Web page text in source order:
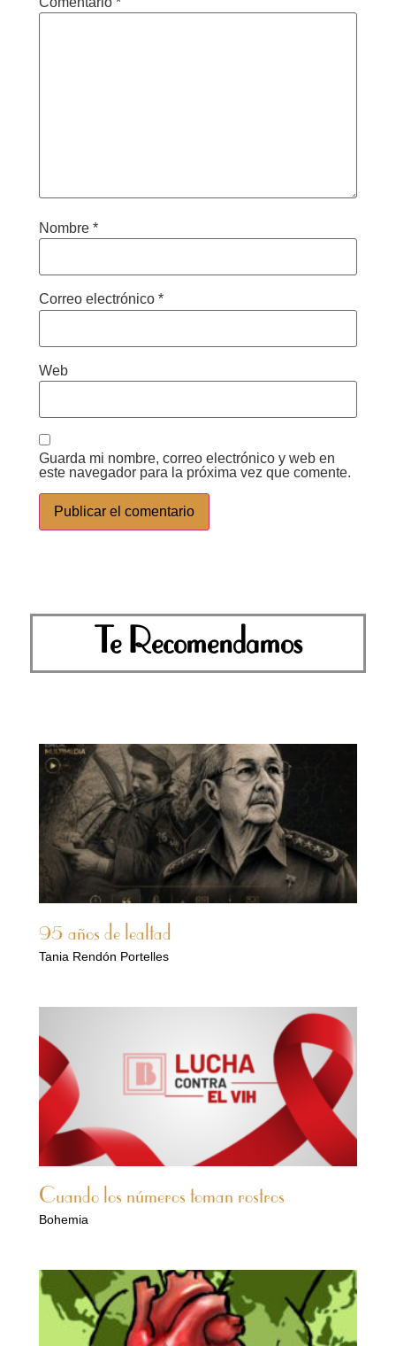
Nombre *
Correo electrónico *
Web
Guarda mi nombre, correo electrónico y web en
este navegador para la próxima vez que comente.
Te Recomendamos
95 años de lealtad
Tania Rendón Portelles
Cuando los números toman rostros
Bohemia